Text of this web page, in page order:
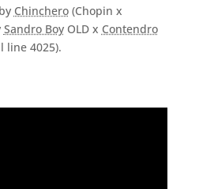
Chinchero(Chopin x
Sandro BoyOLD x Contendro
line 4025).